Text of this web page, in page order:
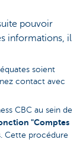
pouvoir
informations, il
soient
contact avec
CBC au sein de
"Comptes
Cette procédure